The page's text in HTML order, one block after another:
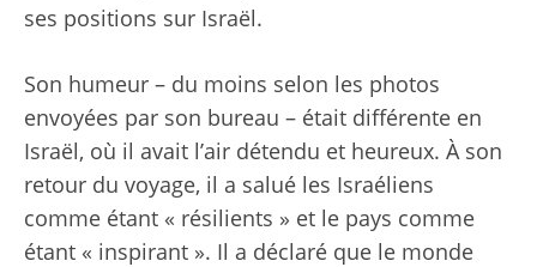
ses positions sur Israël.
Son humeur – du moins selon les photos
envoyées par son bureau – était différente en
Israël, où il avait l’air détendu et heureux. À son
retour du voyage, il a salué les Israéliens
comme étant « résilients » et le pays comme
étant « inspirant ». Il a déclaré que le monde